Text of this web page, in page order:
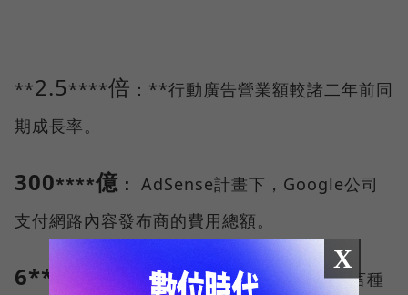
**2.5****倍 ：**行動廣告營業額較諸二年前同
期成長率。
300****億 ： AdSense計畫下，Google公司
支付網路內容發布商的費用總額。
6****4 **：**Google翻譯中所支援的語言種
X